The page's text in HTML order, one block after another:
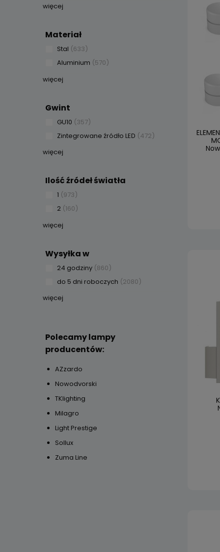
więcej
Materiał
Stal (633)
Aluminium (570)
więcej
Gwint
GU10 (357)
Zintegrowane źródło LED (472)
więcej
Ilość źródeł światła
1 (973)
2 (160)
więcej
Wysyłka w
24 godziny (860)
do 5 dni roboczych (2080)
więcej
Polecamy lampy
producentów:
AZzardo
Nowodvorski
TKlighting
Milagro
Light Prestige
Sollux
Zuma Line